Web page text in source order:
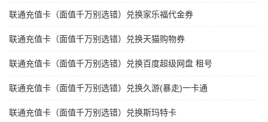
联通充值卡（面值千万别选错）兑换家乐福代金券
联通充值卡（面值千万别选错）兑换天猫购物券
联通充值卡（面值千万别选错）兑换百度超级网盘 租号
联通充值卡（面值千万别选错）兑换久游(暴走)一卡通
联通充值卡（面值千万别选错）兑换斯玛特卡